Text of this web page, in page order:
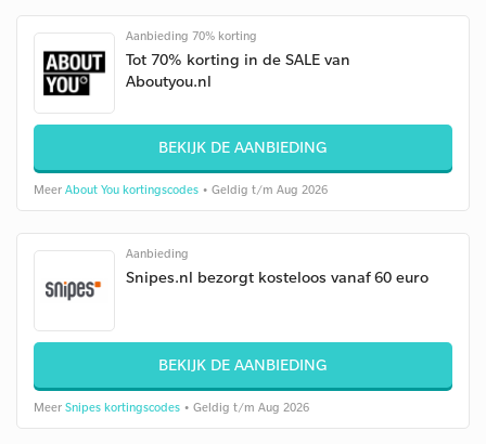
Aanbieding 70% korting
Tot 70% korting in de SALE van
Aboutyou.nl
BEKIJK DE AANBIEDING
Meer About You kortingscodes • Geldig t/m Aug 2026
Aanbieding
Snipes.nl bezorgt kosteloos vanaf 60 euro
BEKIJK DE AANBIEDING
Meer Snipes kortingscodes • Geldig t/m Aug 2026